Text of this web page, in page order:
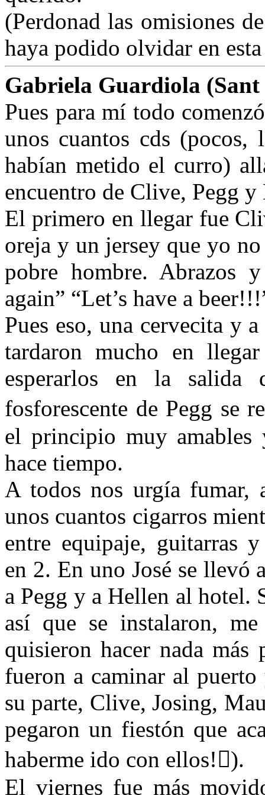
(Perdonad las omisiones
haya podido olvidar en
Gabriela Guardiola
Pues para mí todo
unos cuantos cds
habían metido el curro)
encuentro de Clive, Pegg
El primero en llegar fue
oreja y un jersey que yo
pobre hombre. Abrazos
again” “Let’s have a
Pues eso, una cervecita y
tardaron mucho en
esperarlos en la
fosforescente de Pegg se
el principio muy amables
hace tiempo.
A todos nos urgía fumar,
unos cuantos cigarros
entre equipaje, guitarras
en 2. En uno José se llevó
a Pegg y a Hellen al hotel.
así que se instalaron,
quisieron hacer nada más
fueron a caminar al
su parte, Clive, Josing,
pegaron un fiestón que
haberme ido con ellos!).
El viernes fue más